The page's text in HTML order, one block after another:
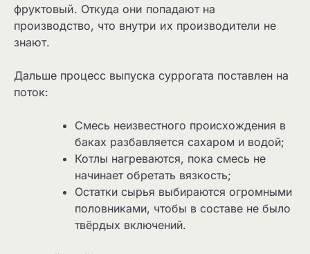
фруктовый. Откуда они попадают на
производство, что внутри их производители не
знают.
Дальше процесс выпуска суррогата поставлен на
поток:
Смесь неизвестного происхождения в
баках разбавляется сахаром и водой;
Котлы нагреваются, пока смесь не
начинает обретать вязкость;
Остатки сырья выбираются огромными
половниками, чтобы в составе не было
твёрдых включений.